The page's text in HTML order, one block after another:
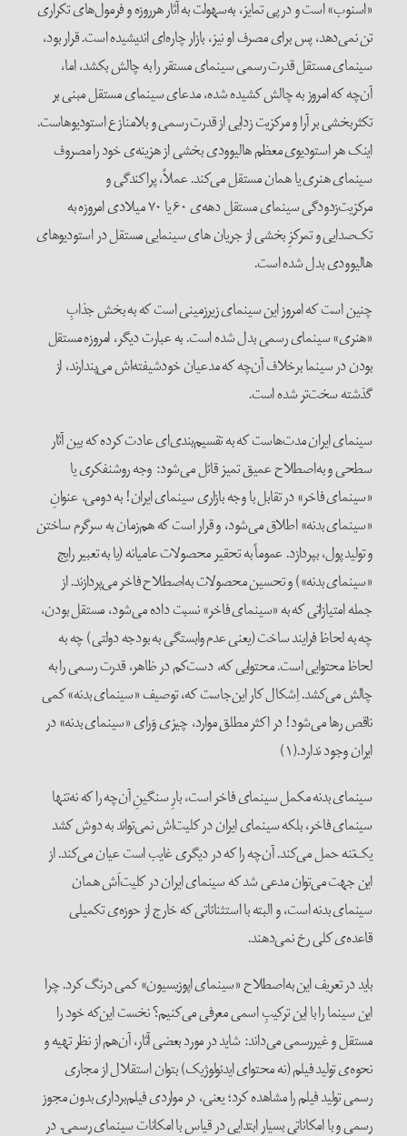
«اسنوب» است و در پی تمایز، به‌سهولت به آثار هرروزه و فرمول‌های تکراری
تن نمی‌دهد، پس برای مصرف او نیز، بازار چاره‌ای اندیشیده است. قرار بود،
سینمای مستقل قدرت رسمی سینمای مستقر را به چالش بکشد، اما،
آن‌چه که امروز به چالش کشیده شده، مدعای سینمای مستقل مبنی بر
تکثربخشی بر آرا و مرکزیت زدایی از قدرت رسمی و بلامنازع استودیوهاست.
اینک هر استودیوی معظم هالیوودی بخشی از هزینه‌ی خود را مصروف
سینمای هنری یا همان مستقل می‌کند. عملاً، پراکندگی و
مرکزیت‌زدودگی سینمای مستقل دهه‌ی ۶۰ یا ۷۰ میلادی امروزه به
تک‌صدایی و تمرکزِ بخشی از جریان های سینمایی مستقل در استودیوهای
هالیوودی بدل شده است.
چنین است که امروز این سینمای زیرزمینی است که به بخش جذابِ
«هنری» سینمای رسمی بدل شده است. به عبارت دیگر، امروزه مستقل
بودن در سینما برخلاف آن‌چه که مدعیان خودشیفته‌اش می‌پندارند، از
گذشته سخت‌تر شده است.
سینمای ایران مدت‌هاست که به تقسیم‌بندی‌ای عادت کرده که بین آثار
سطحی و به‌اصطلاح عمیق تمیز قائل می‌شود: وجه روشنفکری یا
«سینمای فاخر» در تقابل با وجه بازاری سینمای ایران! به دومی، عنوانِ
«سینمای بدنه» اطلاق می‌شود، و قرار است که هم‌زمان به سرگرم ساختن
و تولید پول، بپردازد. عموماً به تحقیر محصولات عامیانه (یا به تعبیر رایج
«سینمای بدنه») و تحسین محصولات به‌اصطلاح فاخر می‌پردازند. از
جمله امتیازاتی که به «سینمای فاخر» نسبت داده می‌شود، مستقل بودن،
چه به لحاظ فرایند ساخت (یعنی عدم وابستگی به بودجه دولتی) چه به
لحاظ محتوایی است. محتوایی که، دست‌کم در ظاهر، قدرت رسمی را به
چالش می‌کشد. اِشکال کار این‌جاست که، توصیف «سینمای بدنه» کمی
ناقص رها می‌شود! در اکثر مطلق موارد، چیزی وَرای «سینمای بدنه» در
ایران وجود ندارد.(۱)
سینمای بدنه مکمل سینمای فاخر است، بارِ سنگینِ آن‌چه را که نه‌تنها
سینمای فاخر، بلکه سینمای ایران در کلیت‌اش نمی‌تواند به دوش کشد
یک‌تنه حمل می‌کند. آن‌چه را که در دیگری غایب است عیان می‌کند. از
این جهت می‌توان مدعی شد که سینمای ایران در کلیت‌اَش همان
سینمای بدنه است، و البته با استثنائاتی که خارج از حوزه‌ی تکمیلی
قاعده‌ی کلی رخ نمی‌دهند.
باید در تعریف این به‌اصطلاح «سینمای اپوزیسیون» کمی درنگ کرد. چرا
این سینما را با این ترکیبِ اسمی معرفی می‌کنیم؟ نخست این‌که خود را
مستقل و غیررسمی می‌داند: شاید در مورد بعضی آثار، آن‌هم از نظر تهیه و
نحوه‌ی تولید فیلم (نه محتوای ایدئولوژیک) بتوان استقلال از مجاری
رسمی تولید فیلم را مشاهده کرد؛ یعنی، در مواردی فیلم‌برداری بدون مجوز
رسمی و با امکاناتی بسیار ابتدایی در قیاس با امکانات سینمای رسمی. در